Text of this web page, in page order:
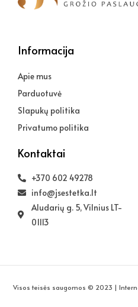
Informacija
Apie mus
Parduotuvė
Slapukų politika
Privatumo politika
Kontaktai
+370 602 49278
info@jsestetka.lt
Aludarių g. 5, Vilnius LT-
01113
Visos teisės saugomos © 2023 |